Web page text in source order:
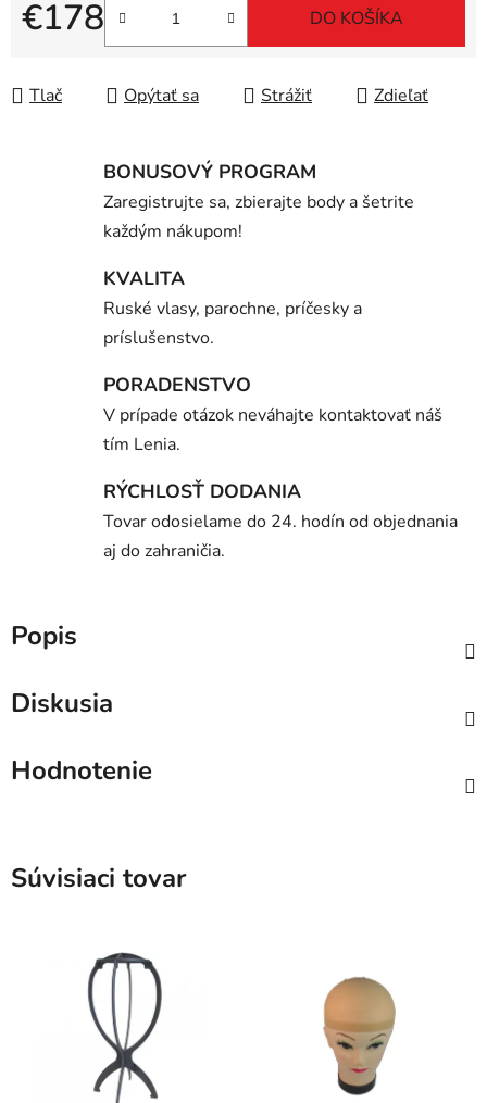
€178
Jednotková cena:
DO KOŠÍKA
Tlač Opýtať sa Strážiť Zdieľať
BONUSOVÝ PROGRAM
Zaregistrujte sa, zbierajte body a šetrite
každým nákupom!
KVALITA
Ruské vlasy, parochne, príčesky a
príslušenstvo.
PORADENSTVO
V prípade otázok neváhajte kontaktovať náš
tím Lenia.
RÝCHLOSŤ DODANIA
Tovar odosielame do 24. hodín od objednania
aj do zahraničia.
Popis
Diskusia
Hodnotenie
Súvisiaci tovar